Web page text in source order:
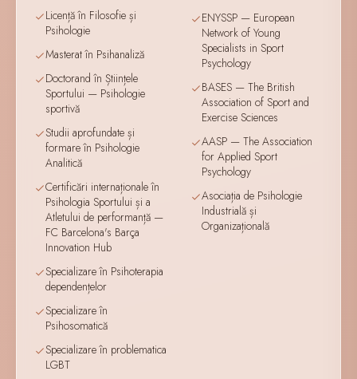
Licență în Filosofie și
Psihologie
Masterat în Psihanaliză
Doctorand în Științele
Sportului — Psihologie
sportivă
Studii aprofundate și
formare în Psihologie
Analitică
Certificări internaționale în
Psihologia Sportului și a
Atletului de performanță —
FC Barcelona's Barça
Innovation Hub
Specializare în Psihoterapia
dependențelor
Specializare în
Psihosomatică
Specializare în problematica
LGBT
ENYSSP — European
Network of Young
Specialists in Sport
Psychology
BASES — The British
Association of Sport and
Exercise Sciences
AASP — The Association
for Applied Sport
Psychology
Asociația de Psihologie
Industrială și
Organizațională